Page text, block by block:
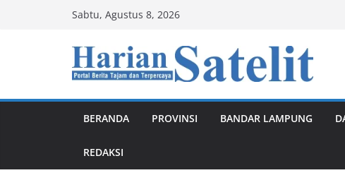
Sabtu, Agustus 8, 2026
BERANDA PROVINSI BANDAR LAMPUNG
REDAKSI